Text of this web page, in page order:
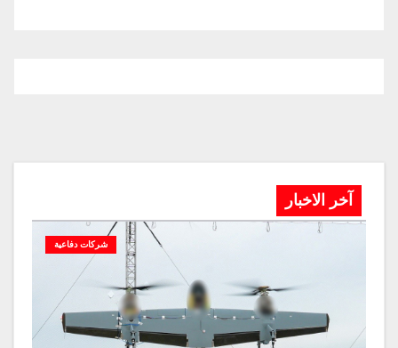
آخر الاخبار
شركات دفاعية